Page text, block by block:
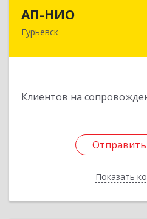
АП-НИО
Гурьевск
Клиентов на
Отправить
Показать
238300
Отправить